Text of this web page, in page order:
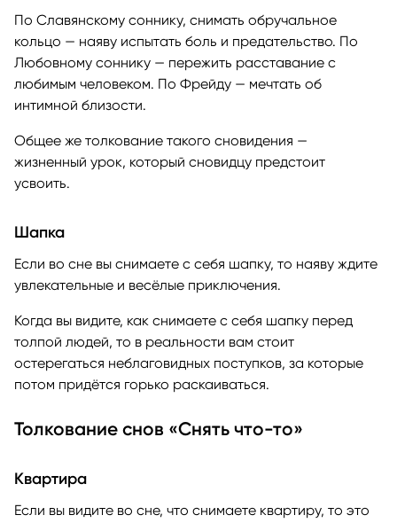
По Славянскому соннику, снимать обручальное
кольцо — наяву испытать боль и предательство. По
Любовному соннику — пережить расставание с
любимым человеком. По Фрейду — мечтать об
интимной близости.
Общее же толкование такого сновидения —
жизненный урок, который сновидцу предстоит
усвоить.
Шапка
Если во сне вы снимаете с себя шапку, то наяву ждите
увлекательные и весёлые приключения.
Когда вы видите, как снимаете с себя шапку перед
толпой людей, то в реальности вам стоит
остерегаться неблаговидных поступков, за которые
потом придётся горько раскаиваться.
Толкование снов «Снять что-то»
Квартира
Если вы видите во сне, что снимаете квартиру, то это